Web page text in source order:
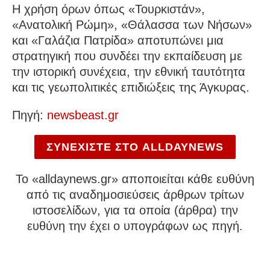
Η χρήση όρων όπως «Τουρκιστάν»,
«Ανατολική Ρώμη», «Θάλασσα των Νήσων»
και «Γαλάζια Πατρίδα» αποτυπώνει μια
στρατηγική που συνδέει την εκπαίδευση με
την ιστορική συνέχεια, την εθνική ταυτότητα
και τις γεωπολιτικές επιδιώξεις της Άγκυρας.
Πηγή: newsbeast.gr
ΣΥΝΕΧΙΣΤΕ ΣΤΟ ALLDAYNEWS
To «alldaynews.gr» αποποιείται κάθε ευθύνη
από τις αναδημοσιεύσεις άρθρων τρίτων
ιστοσελίδων, για τα οποία (άρθρα) την
ευθύνη την έχει ο υπογράφων ως πηγή.